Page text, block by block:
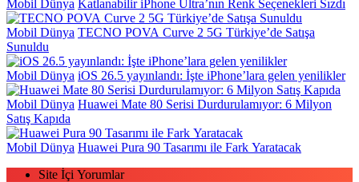
Mobil Dünya Katlanabilir iPhone Ultra’nın Renk Seçenekleri Sızdı
Mobil Dünya TECNO POVA Curve 2 5G Türkiye’de Satışa
Sunuldu
Mobil Dünya iOS 26.5 yayınlandı: İşte iPhone’lara gelen yenilikler
Mobil Dünya Huawei Mate 80 Serisi Durdurulamıyor: 6 Milyon
Satış Kapıda
Mobil Dünya Huawei Pura 90 Tasarımı ile Fark Yaratacak
Site İçi Yorumlar